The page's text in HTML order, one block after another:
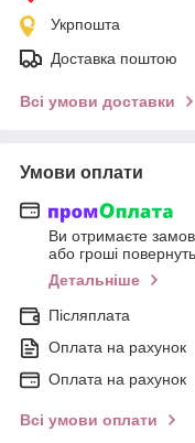
Укрпошта
Доставка поштою
Всі умови доставки
Умови оплати
Ви отримаєте
або гроші
Детальніше
Післяплата
Оплата на рахунок
Оплата на рахунок
Всі умови оплати